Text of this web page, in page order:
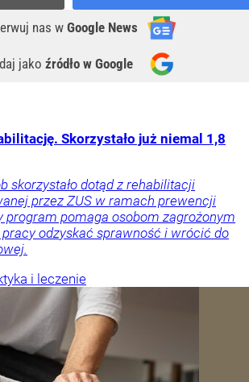
nas w Google News
jako źródło w Google
Skorzystało już niemal 1,8
skorzystało dotąd z rehabilitacji
przez ZUS w ramach prewencji
program pomaga osobom zagrożonym
odzyskać sprawność i wrócić do
i leczenie